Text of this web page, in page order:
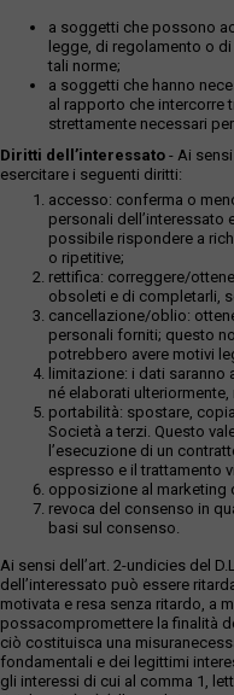
delle tavole urbanistiche,
Sistemi e Regole:
agricole (artt. 68, 74
prescrizione. Elaborati
(D.A.C. 60 del
N.T.A. sull’immobile non
dalla lettera a) alla lettera
Nessuna indicazione. Si
art. 10 della Legge
incendi boschivi, il
definitivi dei soprassuoli
altresì, che gli immobili
relativi alla “Attestazione
23.01.2008, resa in sede
Regolatore Generale
Territoriale Paesistico
con l’approssimazione
urbanistiche, come
Rilevante Valore.
non risulta aggiornata.
proprio carico, cura e
L’Esperto, sulla base di
sopralluogo,
non godono di accesso
risultano essere
procedura esecutiva.
trascrizione dell’atto di
06/07/1974 al n. 32478
predetti beni pignorati, è
a soggetti che possono
legge, di regolamento o
tali norme;
a soggetti che hanno
al rapporto che intercorre
strettamente necessari
Diritti dell’interessato - Ai
esercitare i seguenti diritti:
accesso: conferma o
personali
possibile rispondere a
o ripetitive;
rettifica: correggere/
obsoleti e di completarli,
cancellazione/oblio:
personali forniti; questo
potrebbero avere motivi
limitazione: i dati saranno
né elaborati
portabilità: spostare,
Società a terzi. Questo
l’esecuzione di un
espresso e il trattamento
opposizione al marketing
revoca del consenso in
basi sul consenso.
Ai sensi dell’art. 2-undicies del
dell’interessato può essere
motivata e resa senza ritardo, a
possacompromettere la finalità
ciò costituisca una
fondamentali e dei legittimi
gli interessi di cui al comma 1,